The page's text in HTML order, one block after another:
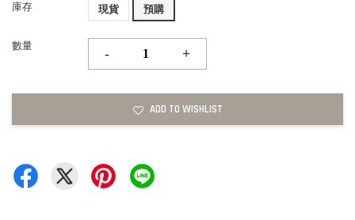
庫存 現貨 預購
數量
- +
ADD TO WISHLIST